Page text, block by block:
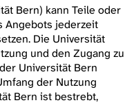
Bern) kann Teile oder
Angebots jederzeit
Die Universität
und den Zugang zu
Universität Bern
der Nutzung
Bern ist bestrebt,